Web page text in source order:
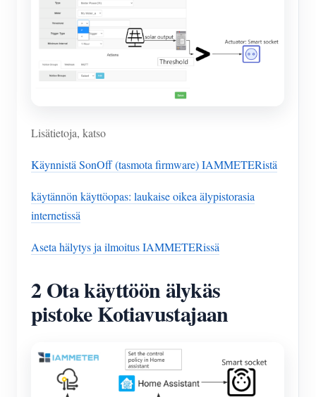
Lisätietoja, katso
Käynnistä SonOff (tasmota firmware) IAMMETERistä
käytännön käyttöopas: laukaise oikea älypistorasia
internetissä
Aseta hälytys ja ilmoitus IAMMETERissä
2 Ota käyttöön älykäs
pistoke Kotiavustajaan